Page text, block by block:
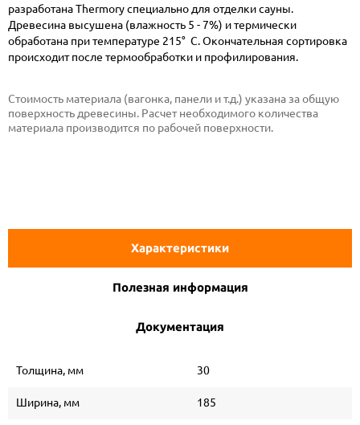
разработана Thermory специально для отделки сауны.
Древесина высушена (влажность 5 - 7%) и термически
обработана при температуре 215° С. Окончательная сортировка
происходит после термообработки и профилирования.
Стоимость материала (вагонка, панели и т.д.) указана за общую
поверхность древесины. Расчет необходимого количества
материала производится по рабочей поверхности.
Характеристики
Полезная информация
Документация
Толщина, мм 30
Ширина, мм 185